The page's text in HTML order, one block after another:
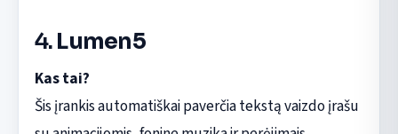
4.Lumen5
Kas tai?
Šis įrankis automatiškai paverčia tekstą vaizdo įrašu